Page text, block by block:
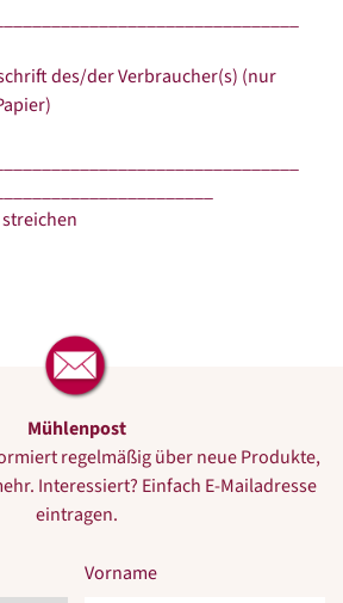
des/der Verbraucher(s) (nur
Mühlenpost
regelmäßig über neue Produkte,
Interessiert? Einfach E-Mailadresse
eintragen.
Vorname